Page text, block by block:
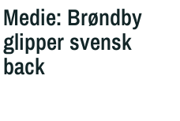
Medie: Brøndby
glipper svensk
back